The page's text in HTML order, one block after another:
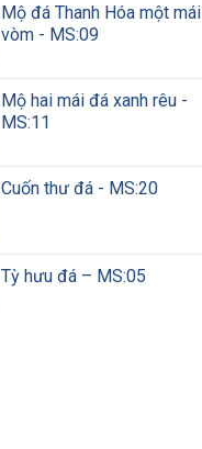
Mộ đá Thanh Hóa một mái
vòm - MS:09
Mộ hai mái đá xanh rêu -
MS:11
Cuốn thư đá - MS:20
Tỳ hưu đá – MS:05